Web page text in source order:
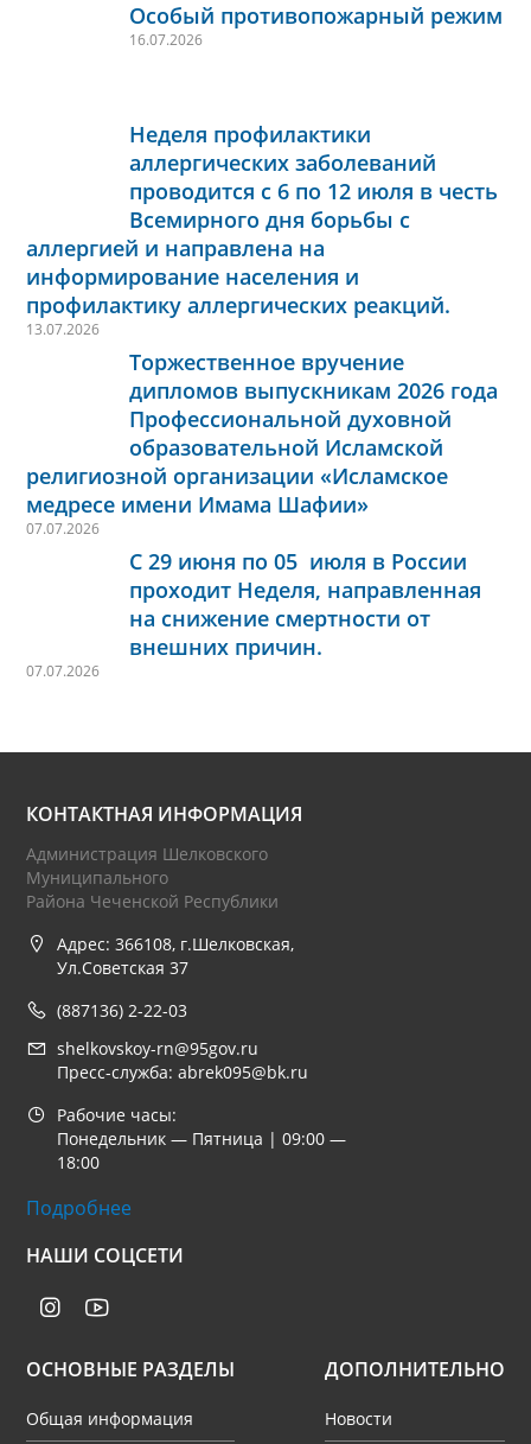
Особый противопожарный режим
16.07.2026
Неделя профилактики
аллергических заболеваний
проводится с 6 по 12 июля в честь
Всемирного дня борьбы с
аллергией и направлена на
информирование населения и
профилактику аллергических реакций.
13.07.2026
Торжественное вручение
дипломов выпускникам 2026 года
Профессиональной духовной
образовательной Исламской
религиозной организации «Исламское
медресе имени Имама Шафии»
07.07.2026
С 29 июня по 05 июля в России
проходит Неделя, направленная
на снижение смертности от
внешних причин.
07.07.2026
КОНТАКТНАЯ ИНФОРМАЦИЯ
Администрация Шелковского
Муниципального
Района Чеченской Республики
Адрес: 366108, г.Шелковская,
Ул.Советская 37
(887136) 2-22-03
shelkovskoy-rn@95gov.ru
Пресс-служба: abrek095@bk.ru
Рабочие часы:
Понедельник — Пятница | 09:00 —
18:00
Подробнее
НАШИ СОЦСЕТИ
ОСНОВНЫЕ РАЗДЕЛЫ
Общая информация
ДОПОЛНИТЕЛЬНО
Новости